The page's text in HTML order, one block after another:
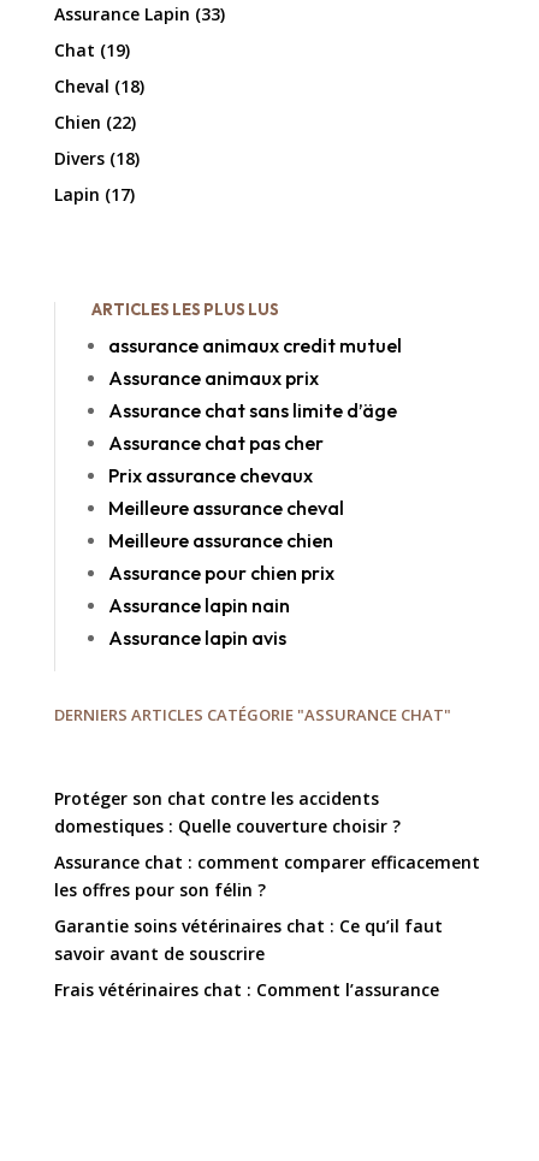
Assurance Lapin (33)
Chat (19)
Cheval (18)
Chien (22)
Divers(18)
Lapin (17)
ARTICLES LES PLUS LUS
assurance animaux credit mutuel
Assurance animaux prix
Assurance chat sans limite d’äge
Assurance chat pas cher
Prix assurance chevaux
Meilleure assurance cheval
Meilleure assurance chien
Assurance pour chien prix
Assurance lapin nain
Assurance lapin avis
DERNIERS ARTICLES CATÉGORIE "ASSURANCE CHAT"
Protéger son chat contre les accidents
domestiques : Quelle couverture choisir ?
Assurance chat : comment comparer efficacement
les offres pour son félin ?
Garantie soins vétérinaires chat : Ce qu’il faut
savoir avant de souscrire
Frais vétérinaires chat : Comment l’assurance